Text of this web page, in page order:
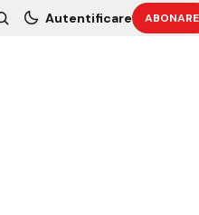
Autentificare ABONARE